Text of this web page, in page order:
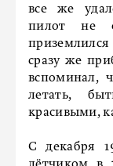
все же
пилот не
сразу же
вспоминал,
летать,
красивыми,
С декабря